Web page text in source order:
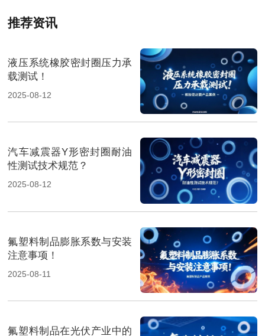
推荐资讯
液压系统橡胶密封圈压力承
载测试！
2025-08-12
汽车减震器Y形密封圈耐油
性测试技术规范？
2025-08-12
氟塑料制品膨胀系数与安装
注意事项！
2025-08-11
氟塑料制品在光伏产业中的